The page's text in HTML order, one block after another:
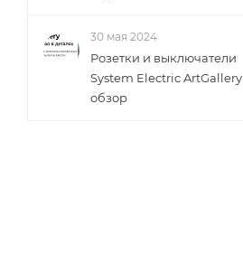
30 мая 2024
Розетки и выключатели
System Electric ArtGallery
обзор